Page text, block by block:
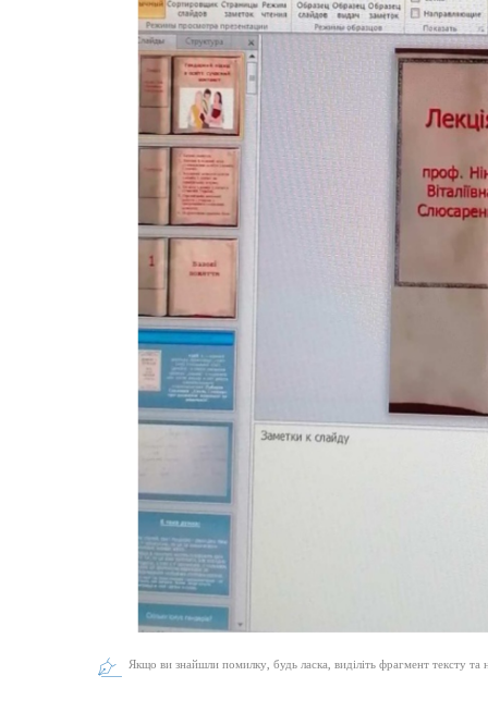
Якщо ви знайшли помилку, будь ласка, виділіть фрагмент тексту та